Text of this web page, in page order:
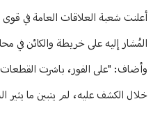
Article Content
المُشار إليه على خريطة والكائن في
وأضاف: "على الفور، باشرت القطعات
خلال الكشف عليه، لم يتبين ما